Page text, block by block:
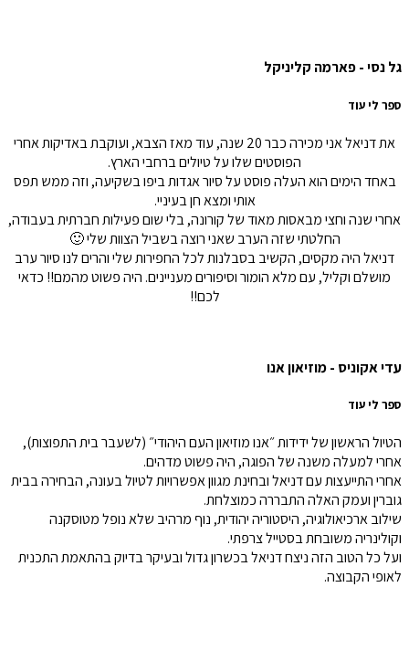
גל נסי - פארמה קליניקל
ספר לי עוד
את דניאל אני מכירה כבר 20 שנה, עוד מאז הצבא, ועוקבת באדיקות אחרי
הפוסטים שלו על טיולים ברחבי הארץ.
באחד הימים הוא העלה פוסט על סיור אגדות ביפו בשקיעה, וזה ממש תפס
אותי ומצא חן בעיניי.
אחרי שנה וחצי מבאסות מאוד של קורונה, בלי שום פעילות חברתית בעבודה,
החלטתי שזה הערב שאני רוצה בשביל הצוות שלי 🙂
דניאל היה מקסים, הקשיב בסבלנות לכל החפירות שלי והרים לנו סיור ערב
מושלם וקליל, עם מלא הומור וסיפורים מעניינים. היה פשוט מהמם!! כדאי
לכם!!
עדי אקוניס - מוזיאון אנו
ספר לי עוד
הטיול הראשון של ידידות ״אנו מוזיאון העם היהודי״ (לשעבר בית התפוצות),
אחרי למעלה משנה של הפוגה, היה פשוט מדהים.
אחרי התייעצות עם דניאל ובחינת מגוון אפשרויות לטיול בעונה, הבחירה בבית
גוברין ועמק האלה התבררה כמוצלחת.
שילוב ארכיאולוגיה, היסטוריה יהודית, נוף מרהיב שלא נופל מטוסקנה
וקולינריה משובחת בסטייל צרפתי.
ועל כל הטוב הזה ניצח דניאל בכשרון גדול ובעיקר בדיוק בהתאמת התכנית
לאופי הקבוצה.